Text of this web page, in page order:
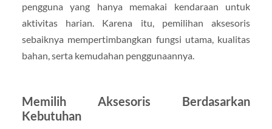
pengguna yang hanya memakai kendaraan untuk
aktivitas harian. Karena itu, pemilihan aksesoris
sebaiknya mempertimbangkan fungsi utama, kualitas
bahan, serta kemudahan penggunaannya.
Memilih Aksesoris Berdasarkan
Kebutuhan